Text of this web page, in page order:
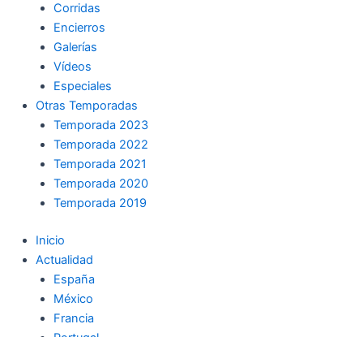
Corridas
Encierros
Galerías
Vídeos
Especiales
Otras Temporadas
Temporada 2023
Temporada 2022
Temporada 2021
Temporada 2020
Temporada 2019
Inicio
Actualidad
España
México
Francia